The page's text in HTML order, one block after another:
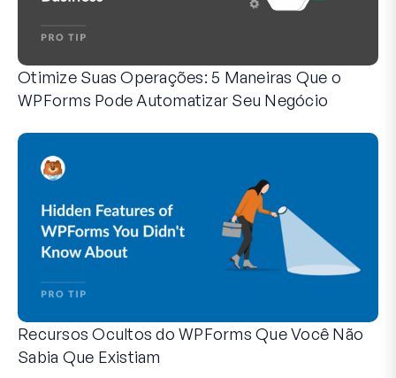
Otimize Suas Operações: 5 Maneiras Que o
WPForms Pode Automatizar Seu Negócio
Recursos Ocultos do WPForms Que Você Não
Sabia Que Existiam